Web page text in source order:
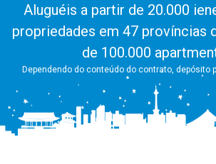
Aluguéis a partir de 20.000
propriedades em 47 províncias
de 100.000
Dependendo do conteúdo do contrato, depósito